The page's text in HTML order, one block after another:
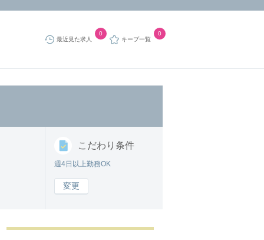
最近見た求人
0
キープ一覧
0
こだわり 条件
週4日以上勤務OK
変更